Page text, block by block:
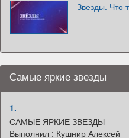
Звезды. Что
Самые яркие звезды
1.
САМЫЕ ЯРКИЕ ЗВЕЗДЫ
Выполнил : Кушнир Алексей